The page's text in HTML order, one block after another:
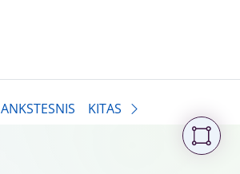
ANKSTESNIS KITAS